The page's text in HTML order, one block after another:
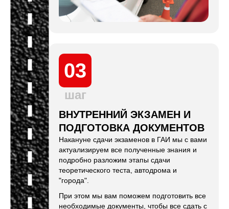
03
шаг
ВНУТРЕННИЙ ЭКЗАМЕН И
ПОДГОТОВКА ДОКУМЕНТОВ
Накануне сдачи экзаменов в ГАИ мы с вами
актуализируем все полученные знания и
подробно разложим этапы сдачи
теоретического теста, автодрома и
"города".
При этом мы вам поможем подготовить все
необходимые документы, чтобы все сдать с